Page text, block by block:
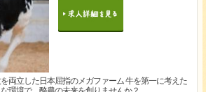
両立した日本屈指のメガファーム 牛を第一に考えた